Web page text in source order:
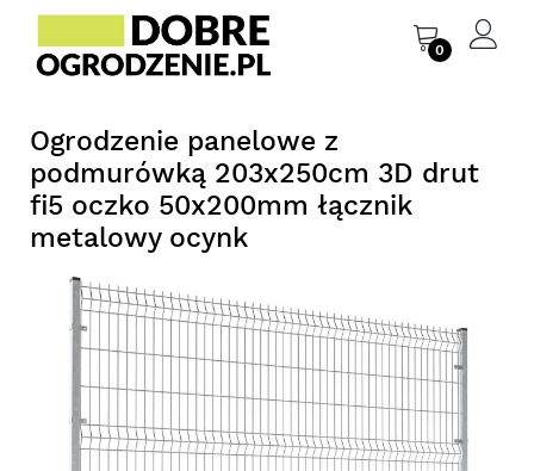
0
Ogrodzenie panelowe z
podmurówką 203x250cm 3D drut
fi5 oczko 50x200mm łącznik
metalowy ocynk